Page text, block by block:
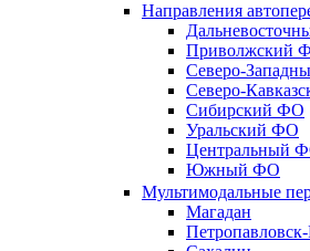
Направления
Приволжский
Северо-
Северо-
Сибирский ФО
Уральский ФО
Центральный
Южный ФО
Мультимодальные
Магадан